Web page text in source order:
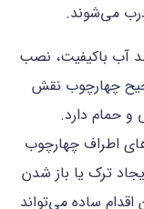
می‌شوند.
آب باکیفیت، نصب
چهارچوب نقش
حمام دارد.
اطراف چهارچوب
ترک یا باز شدن
ساده می‌تواند